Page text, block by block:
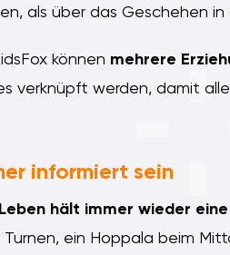
als über das Geschehen
können mehrere
verknüpft werden, damit
informiert sein
hält immer wieder
Turnen, ein Hoppala beim